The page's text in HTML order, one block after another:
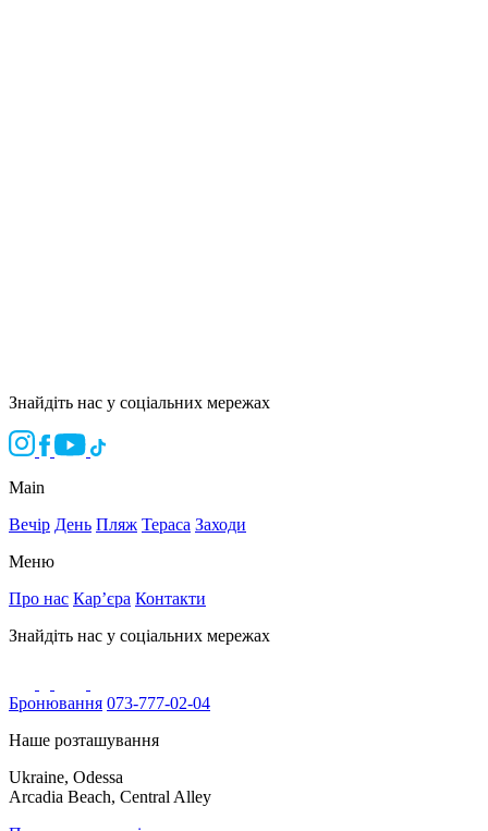
Знайдіть нас у соціальних мережах
Main
Вечір День Пляж Тераса Заходи
Меню
Про нас Кар’єра Контакти
Знайдіть нас у соціальних мережах
Бронювання 073-777-02-04
Наше розташування
Ukraine, Odessa
Arcadia Beach, Central Alley